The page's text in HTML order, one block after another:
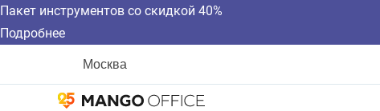
Пакет инструментов со скидкой 40%
Подробнее
Москва